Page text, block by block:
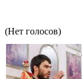
(Нет голосов)